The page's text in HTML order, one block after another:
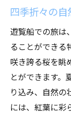
四季折々の
遊覧船での旅は
ることができる
咲き誇る桜を眺
とができます。
り込み、自然の
には、紅葉に彩